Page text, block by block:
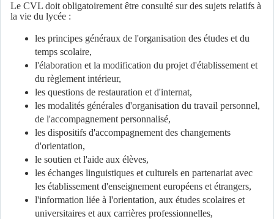
Le CVL doit obligatoirement être consulté sur des sujets relatifs à
la vie du lycée :
les principes généraux de l'organisation des études et du
temps scolaire,
l'élaboration et la modification du projet d'établissement et
du règlement intérieur,
les questions de restauration et d'internat,
les modalités générales d'organisation du travail personnel,
de l'accompagnement personnalisé,
les dispositifs d'accompagnement des changements
d'orientation,
le soutien et l'aide aux élèves,
les échanges linguistiques et culturels en partenariat avec
les établissement d'enseignement européens et étrangers,
l'information liée à l'orientation, aux études scolaires et
universitaires et aux carrières professionnelles,